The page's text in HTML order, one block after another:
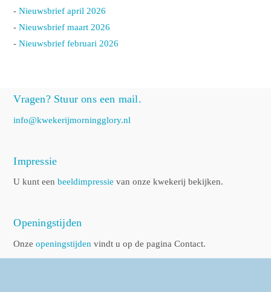
-Nieuwsbrief april 2026
-Nieuwsbrief maart 2026
-Nieuwsbrief februari 2026
Vragen? Stuur ons een mail.
info@kwekerijmorningglory.nl
Impressie
U kunt eenbeeldimpressie van onze kwekerij bekijken.
Openingstijden
Onzeopeningstijden vindt u op de pagina Contact.